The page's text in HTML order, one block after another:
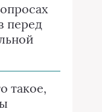
перед
такое,